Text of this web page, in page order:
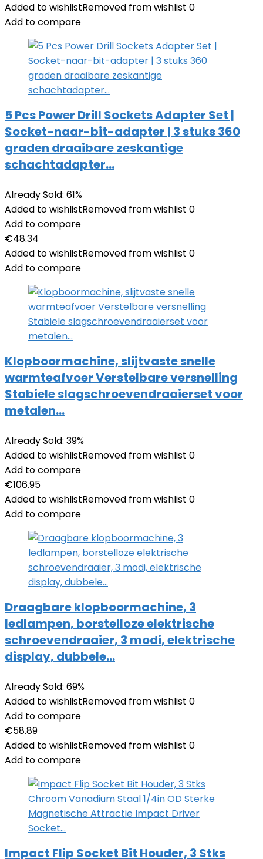
Added to wishlistRemoved from wishlist 0
Add to compare
5 Pcs Power Drill Sockets Adapter Set |
Socket-naar-bit-adapter | 3 stuks 360
graden draaibare zeskantige
schachtadapter…
Already Sold: 61%
Added to wishlistRemoved from wishlist 0
Add to compare
€48.34
Added to wishlistRemoved from wishlist 0
Add to compare
Klopboormachine, slijtvaste snelle
warmteafvoer Verstelbare versnelling
Stabiele slagschroevendraaierset voor
metalen…
Already Sold: 39%
Added to wishlistRemoved from wishlist 0
Add to compare
€106.95
Added to wishlistRemoved from wishlist 0
Add to compare
Draagbare klopboormachine, 3
ledlampen, borstelloze elektrische
schroevendraaier, 3 modi, elektrische
display, dubbele…
Already Sold: 69%
Added to wishlistRemoved from wishlist 0
Add to compare
€58.89
Added to wishlistRemoved from wishlist 0
Add to compare
Impact Flip Socket Bit Houder, 3 Stks